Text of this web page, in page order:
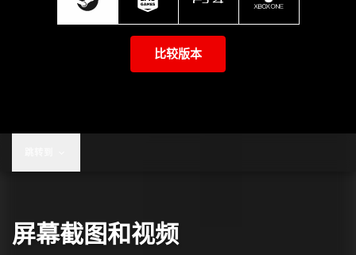
比较版本
屏幕截图和视频